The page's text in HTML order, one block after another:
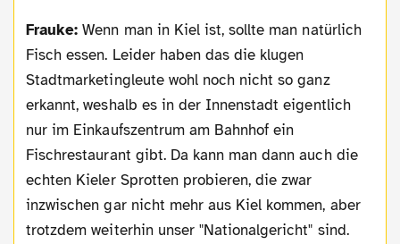
Frauke: Wenn man in Kiel ist, sollte man natürlich
Fisch essen. Leider haben das die klugen
Stadtmarketingleute wohl noch nicht so ganz
erkannt, weshalb es in der Innenstadt eigentlich
nur im Einkaufszentrum am Bahnhof ein
Fischrestaurant gibt. Da kann man dann auch die
echten Kieler Sprotten probieren, die zwar
inzwischen gar nicht mehr aus Kiel kommen, aber
trotzdem weiterhin unser "Nationalgericht" sind.